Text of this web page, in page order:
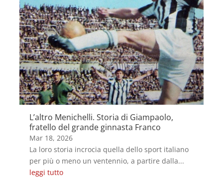
L’altro Menichelli. Storia di Giampaolo,
fratello del grande ginnasta Franco
Mar 18, 2026
La loro storia incrocia quella dello sport italiano
per più o meno un ventennio, a partire dalla...
leggi tutto